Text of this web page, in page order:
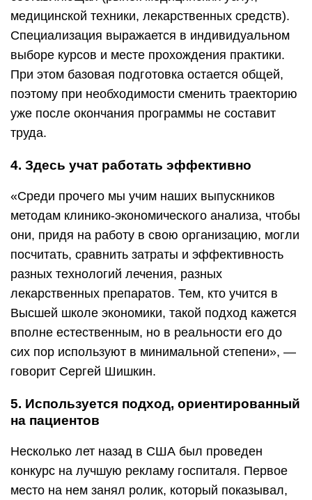
медицинской техники, лекарственных средств).
Специализация выражается в индивидуальном
выборе курсов и месте прохождения практики.
При этом базовая подготовка остается общей,
поэтому при необходимости сменить траекторию
уже после окончания программы не составит
труда.
4. Здесь учат работать эффективно
«Среди прочего мы учим наших выпускников
методам клинико-экономического анализа, чтобы
они, придя на работу в свою организацию, могли
посчитать, сравнить затраты и эффективность
разных технологий лечения, разных
лекарственных препаратов. Тем, кто учится в
Высшей школе экономики, такой подход кажется
вполне естественным, но в реальности его до
сих пор используют в минимальной степени», —
говорит Сергей Шишкин.
5. Используется подход, ориентированный
на пациентов
Несколько лет назад в США был проведен
конкурс на лучшую рекламу госпиталя. Первое
место на нем занял ролик, который показывал,